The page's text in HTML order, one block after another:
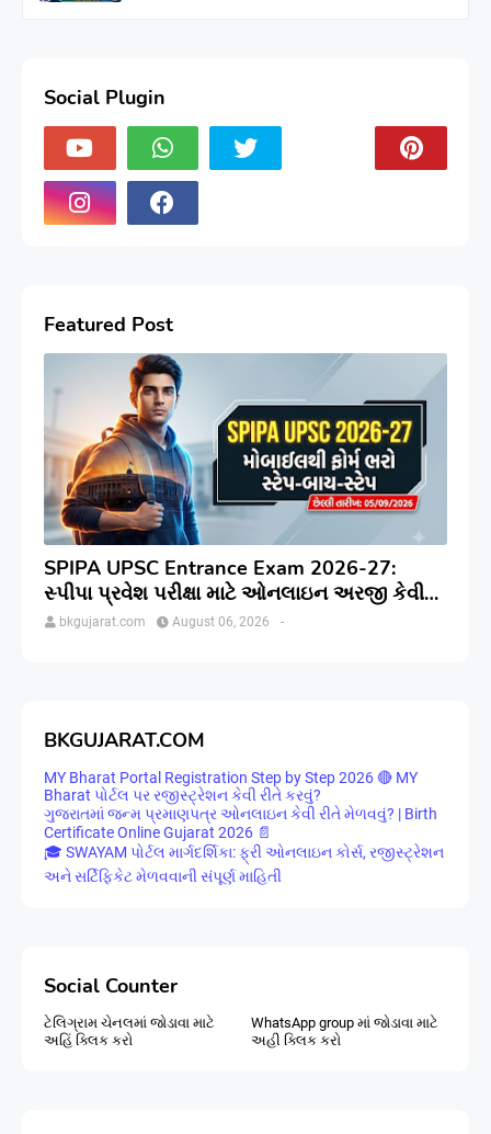
Social Plugin
Featured Post
SPIPA UPSC Entrance Exam 2026-27:
સ્પીપા પ્રવેશ પરીક્ષા માટે ઓનલાઇન અરજી કેવી
રીતે કરવી? જાણો સંપૂર્ણ પ્રક્રિયા
bkgujarat.com -
August 06, 2026
BKGUJARAT.COM
MY Bharat Portal Registration Step by Step 2026 🔴 MY
Bharat પોર્ટલ પર રજીસ્ટ્રેશન કેવી રીતે કરવું?
ગુજરાતમાં જન્મ પ્રમાણપત્ર ઓનલાઇન કેવી રીતે મેળવવું? | Birth
Certificate Online Gujarat 2026 📄
🎓 SWAYAM પોર્ટલ માર્ગદર્શિકા: ફ્રી ઓનલાઇન કોર્સ, રજીસ્ટ્રેશન
અને સર્ટિફિકેટ મેળવવાની સંપૂર્ણ માહિતી
Social Counter
ટેલિગ્રામ ચેનલમાં જોડાવા માટે
અહિં ક્લિક કરો
WhatsApp group માં જોડાવા માટે
અહી ક્લિક કરો